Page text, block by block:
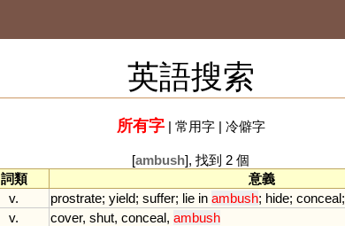
英語搜索
所有字| 常用字| 冷僻字
[ambush], 找到 2 個
詞類
意義
v. prostrate; yield; suffer; lie in ambush; hide; conceal;
v. cover, shut, conceal, ambush